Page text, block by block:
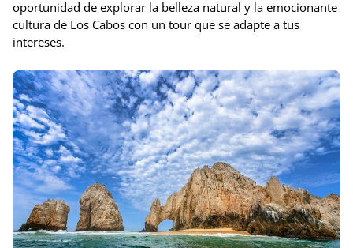
oportunidad de explorar la belleza natural y la emocionante
cultura de Los Cabos con un tour que se adapte a tus
intereses.